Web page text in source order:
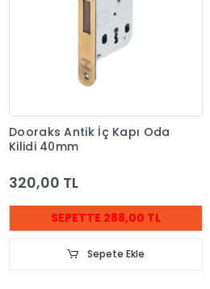
Dooraks Antik İç Kapı Oda
Kilidi 40mm
320,00 TL
SEPETTE 288,00 TL
Sepete Ekle